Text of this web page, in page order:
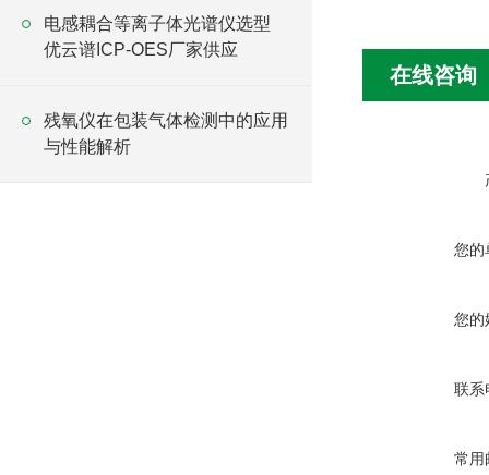
在线咨询
您的
您的
联系
常用
电感耦合等离子体光谱仪选型
优云谱ICP-OES厂家供应
残氧仪在包装气体检测中的应用
与性能解析